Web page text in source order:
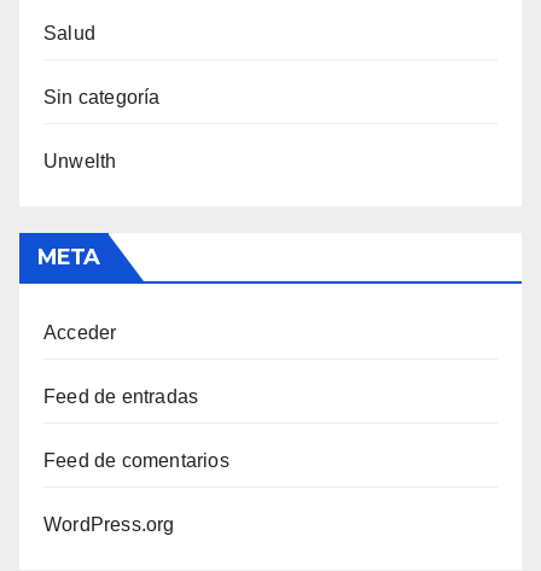
Salud
Sin categoría
Unwelth
META
Acceder
Feed de entradas
Feed de comentarios
WordPress.org